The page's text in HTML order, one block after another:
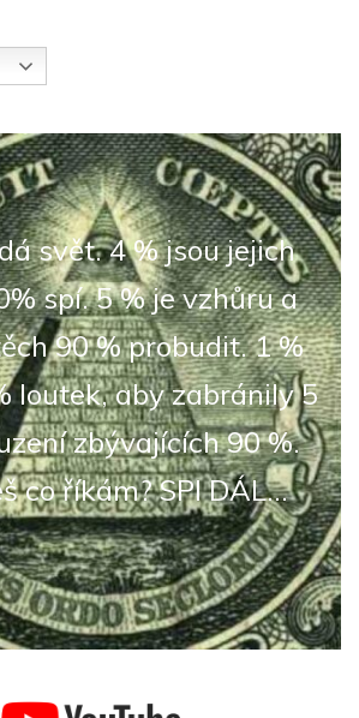
svět. 4 % jsou jejich
spí. 5 % je vzhůru a
90 % probudit. 1 %
loutek, aby zabránily 5
zbývajících 90 %.
co říkám? SPI DÁL...